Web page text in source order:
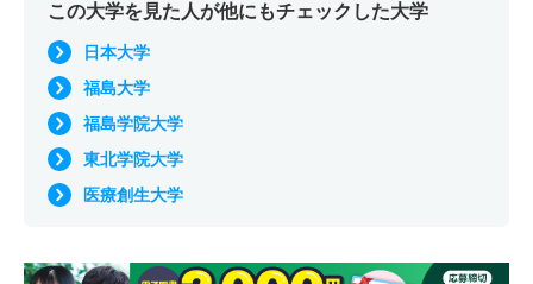
この大学を見た人が他にもチェックした大学
日本大学
福島大学
福島学院大学
東北学院大学
医療創生大学